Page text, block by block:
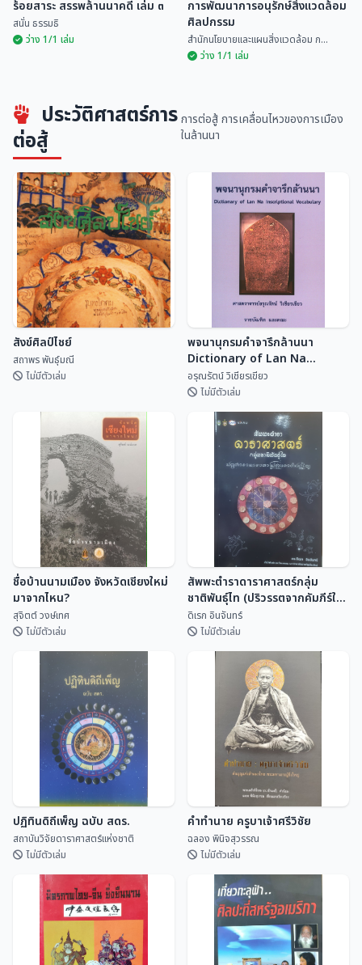
ร้อยสาระ สรรพล้านนาคดี เล่ม ๓
สนั่น ธรรมธิ
ร้อยสาระ สรรพล้านนาคดี เล่ม ๓
สนั่น ธรรมธิ
ว่าง 1/1 เล่ม
ศิลปกรรม
สำนักนโยบายและแผนสิ่...
การพัฒนาการอนุรักษ์สิ่งแวดล้อม
ศิลปกรรม
สำนักนโยบายและแผนสิ่งแวดล้อม ก...
ว่าง 1/1 เล่ม
ประวัติศาสตร์การ
ต่อสู้
การต่อสู้ การเคลื่อนไหวของการเมือง
ในล้านนา
สังข์ศิลป์ไชย์
สถาพร พันธุ์มณี
สังข์ศิลป์ไชย์
สถาพร พันธุ์มณี
ไม่มีตัวเล่ม
พจนานุกรมคำจารึกล้านนา
Dictionary of Lan Na
Inscriptional Vocabulary
อรุณรัตน์ วิเชียรเขี...
พจนานุกรมคำจารึกล้านนา
Dictionary of Lan Na
Inscriptional Vocabulary
อรุณรัตน์ วิเชียรเขียว
ไม่มีตัวเล่ม
ชื่อบ้านนามเมือง จังหวัดเชียงใหม่
มาจากไหน?
สุจิตต์ วงษ์เทศ
ชื่อบ้านนามเมือง จังหวัดเชียงใหม่
มาจากไหน?
สุจิตต์ วงษ์เทศ
ไม่มีตัวเล่ม
สัพพะตำราดาราศาสตร์กลุ่ม
ชาติพันธุ์ไท (ปริวรรตจากคัมภีร์ใบ
ลานและพับสา)
ดิเรก อินจันทร์
สัพพะตำราดาราศาสตร์กลุ่ม
ชาติพันธุ์ไท (ปริวรรตจากคัมภีร์ใบ
ลานและพับสา)
ดิเรก อินจันทร์
ไม่มีตัวเล่ม
ปฏิทินดิถีเพ็ญ ฉบับ สดร.
สถาบันวิจัยดาราศาสตร...
ปฏิทินดิถีเพ็ญ ฉบับ สดร.
สถาบันวิจัยดาราศาสตร์แห่งชาติ
ไม่มีตัวเล่ม
คำทำนาย ครูบาเจ้าศรีวิชัย
ฉลอง พินิจสุวรรณ
คำทำนาย ครูบาเจ้าศรีวิชัย
ฉลอง พินิจสุวรรณ
ไม่มีตัวเล่ม